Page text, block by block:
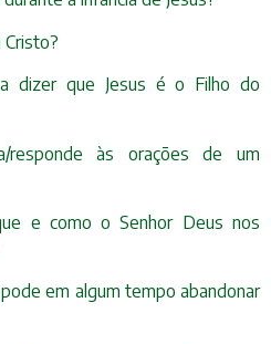
Cristo?
dizer que Jesus é o Filho do
responde às orações de um
e como o Senhor Deus nos
em algum tempo abandonar